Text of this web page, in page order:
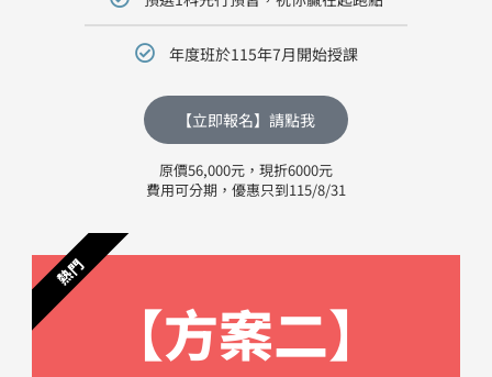
年度班於115年7月開始授課
【立即報名】請點我
原價56,000元，現折6000元
費用可分期，優惠只到115/8/31
熱門
【方案二】